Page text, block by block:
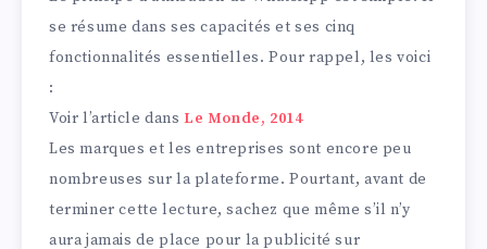
se résume dans ses capacités et ses cinq
fonctionnalités essentielles. Pour rappel, les voici
:
Voir l’article dans Le Monde, 2014
Les marques et les entreprises sont encore peu
nombreuses sur la plateforme. Pourtant, avant de
terminer cette lecture, sachez que même s’il n’y
aura jamais de place pour la publicité sur